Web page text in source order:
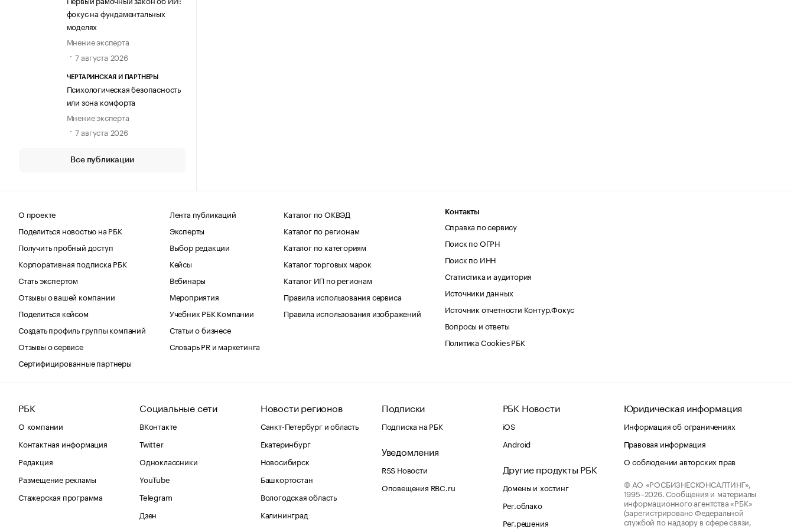
фокус на фундаментальных
моделях
Мнение эксперта
7 августа 2026
ЧЕРТАРИНСКАЯ И ПАРТНЕРЫ
Психологическая безопасность
или зона комфорта
Мнение эксперта
7 августа 2026
Все публикации
О проекте
Поделиться новостью на РБК
Получить пробный доступ
Корпоративная подписка РБК
Стать экспертом
Отзывы о вашей компании
Поделиться кейсом
Создать профиль группы компаний
Отзывы о сервисе
Сертифицированные партнеры
Лента публикаций
Эксперты
Выбор редакции
Кейсы
Вебинары
Мероприятия
Учебник РБК Компании
Статьи о бизнесе
Словарь PR и маркетинга
Каталог по ОКВЭД
Каталог по регионам
Каталог по категориям
Каталог торговых марок
Каталог ИП по регионам
Правила использования сервиса
Правила использования изображений
Контакты
Справка по сервису
Поиск по ОГРН
Поиск по ИНН
Статистика и аудитория
Источники данных
Источник отчетности Контур.Фокус
Вопросы и ответы
Политика Cookies РБК
РБК
О компании
Контактная информация
Редакция
Размещение рекламы
Стажерская программа
Социальные сети
ВКонтакте
Twitter
Одноклассники
YouTube
Telegram
Дзен
Новости регионов
Санкт-Петербург и область
Екатеринбург
Новосибирск
Башкортостан
Вологодская область
Калининград
Подписки
Подписка на РБК
Уведомления
RSS Новости
Оповещения RBC.ru
РБК Новости
iOS
Android
Другие продукты РБК
Домены и хостинг
Рег.облако
Рег.решения
Юридическая информация
Информация об ограничениях
Правовая информация
О соблюдении авторских прав
© АО «РОСБИЗНЕСКОНСАЛТИНГ»,
1995–2026. Сообщения и материалы
информационного агентства «РБК»
(зарегистрировано Федеральной
службой по надзору в сфере связи,